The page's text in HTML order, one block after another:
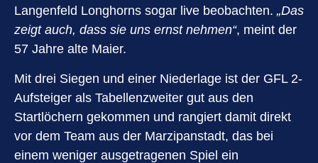
Langenfeld Longhorns sogar live beobachten. „Das
zeigt auch, dass sie uns ernst nehmen“, meint der
57 Jahre alte Maier.
Mit drei Siegen und einer Niederlage ist der GFL 2-
Aufsteiger als Tabellenzweiter gut aus den
Startlöchern gekommen und rangiert damit direkt
vor dem Team aus der Marzipanstadt, das bei
einem weniger ausgetragenen Spiel ein